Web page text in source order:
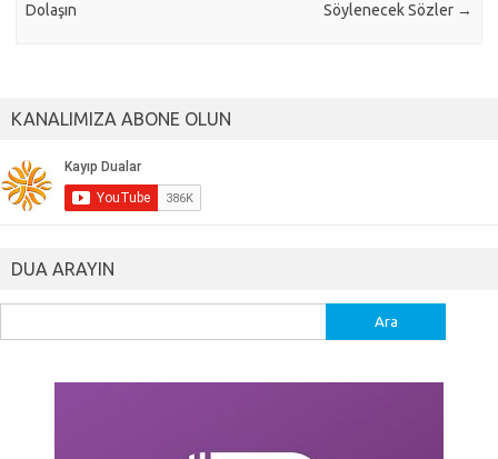
Dolaşın
Söylenecek Sözler →
KANALIMIZA ABONE OLUN
DUA ARAYIN